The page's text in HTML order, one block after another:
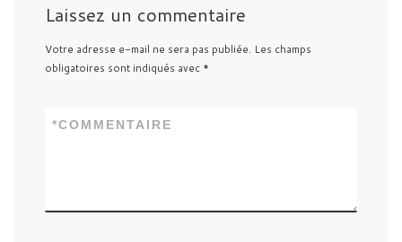
Laissez un commentaire
Votre adresse e-mail ne sera pas publiée. Les champs
obligatoires sont indiqués avec *
COMMENTAIRE
*